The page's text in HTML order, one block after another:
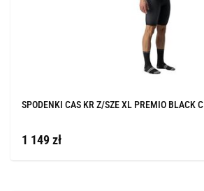
SPODENKI CAS KR Z/SZE XL PREMIO BLACK C
1 149 zł